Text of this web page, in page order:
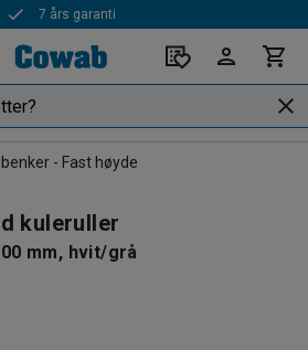
7 års garanti
- Fast høyde
kuleruller
mm, hvit/grå